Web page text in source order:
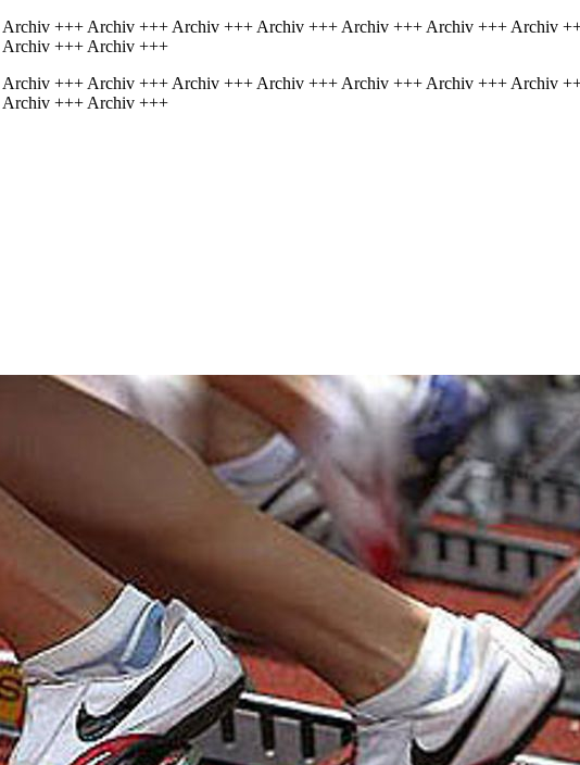
+++ Archiv +++ Archiv +++ Archiv +++ Archiv +++ Archiv +++ Archiv
+++ Archiv +++
+++ Archiv +++ Archiv +++ Archiv +++ Archiv +++ Archiv +++ Archiv
+++ Archiv +++